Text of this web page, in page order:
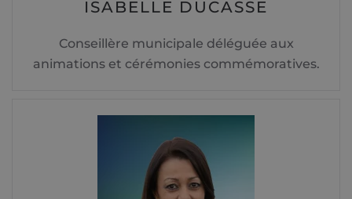
ISABELLE DUCASSE
Conseillère municipale déléguée aux
animations et cérémonies commémoratives.